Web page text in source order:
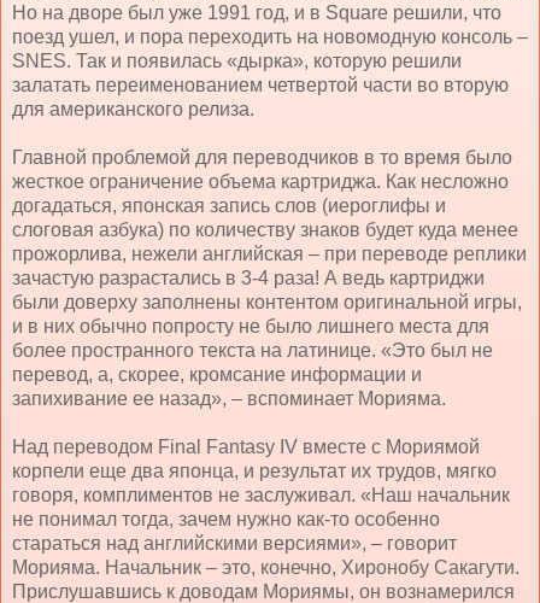
Но на дворе был уже 1991 год, и в Square решили, что
поезд ушел, и пора переходить на новомодную консоль –
SNES. Так и появилась «дырка», которую решили
залатать переименованием четвертой части во вторую
для американского релиза.
Главной проблемой для переводчиков в то время было
жесткое ограничение объема картриджа. Как несложно
догадаться, японская запись слов (иероглифы и
слоговая азбука) по количеству знаков будет куда менее
прожорлива, нежели английская – при переводе реплики
зачастую разрастались в 3-4 раза! А ведь картриджи
были доверху заполнены контентом оригинальной игры,
и в них обычно попросту не было лишнего места для
более пространного текста на латинице. «Это был не
перевод, а, скорее, кромсание информации и
запихивание ее назад», – вспоминает Морияма.
Над переводом Final Fantasy IV вместе с Мориямой
корпели еще два японца, и результат их трудов, мягко
говоря, комплиментов не заслуживал. «Наш начальник
не понимал тогда, зачем нужно как-то особенно
стараться над английскими версиями», – говорит
Морияма. Начальник – это, конечно, Хиронобу Сакагути.
Прислушавшись к доводам Мориямы, он вознамерился